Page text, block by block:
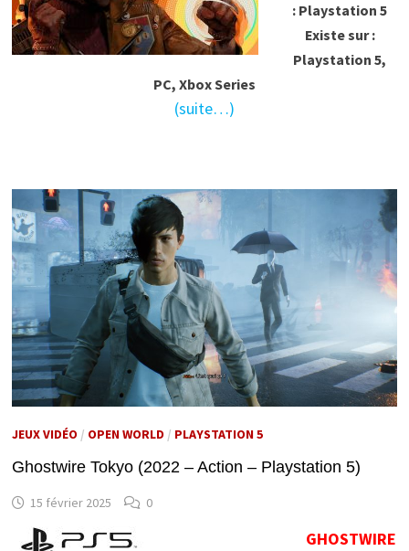
: Playstation 5
Existe sur :
Playstation 5,
PC, Xbox Series
(suite…)
JEUX VIDÉO / OPEN WORLD / PLAYSTATION 5
Ghostwire Tokyo (2022 – Action – Playstation 5)
15 février 2025 0
GHOSTWIRE